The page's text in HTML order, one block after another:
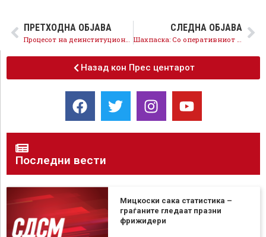
ПРЕТХОДНА ОБЈАВА
Процесот на деинституционализација дава резултати, веќе нема деца во Домот за деца без родители 11 Октомври
СЛЕДНА ОБЈАВА
Шахпаска: Со оперативниот план, вработени се над 6.000 граѓани, се грижиме еднакво за сите, невработеноста се намалува
Назад кон Прес центарот
Последни вести
Мицкоски сака статистика –
граѓаните гледаат празни
фрижидери